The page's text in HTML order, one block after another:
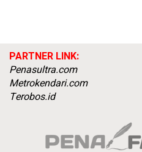
PARTNER LINK:
Penasultra.com
Metrokendari.com
Terobos.id